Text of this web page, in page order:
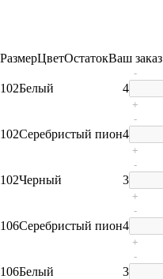
РазмерЦветОстатокВаш заказ
102Белый 4
-
+
102Серебристый пион4
-
+
102Черный 3
-
+
106Серебристый пион4
-
+
106Белый 3
-